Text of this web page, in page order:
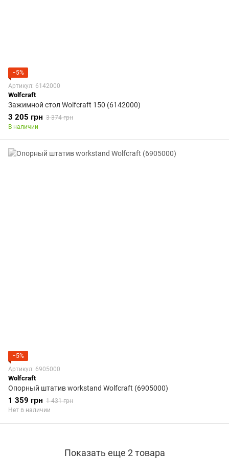
−5%
Артикул: 6142000
Wolfcraft
Зажимной стол Wolfcraft 150 (6142000)
3 205 грн 3 374 грн
В наличии
−5%
Артикул: 6905000
Wolfcraft
Опорный штатив workstand Wolfcraft (6905000)
1 359 грн 1 431 грн
Нет в наличии
Показать еще 2 товара